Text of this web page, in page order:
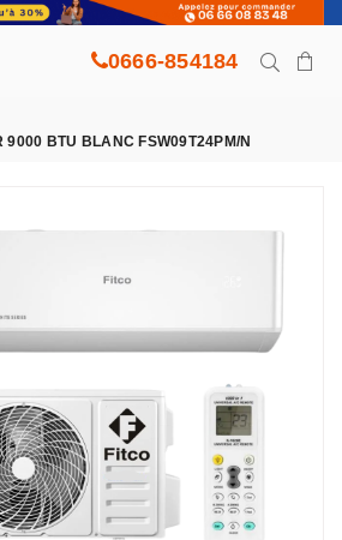
0666-854184
9000 BTU BLANC FSW09T24PM/N